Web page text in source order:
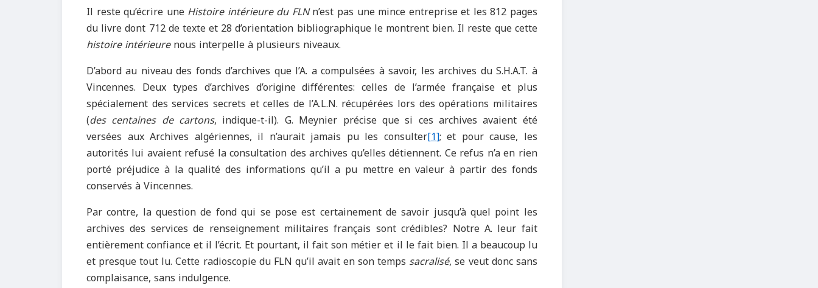
Il reste qu’écrire uneHistoire intérieure du FLNn’est pas une mince entreprise et les 812 pages
du livre dont 712 de texte et 28 d’orientation bibliographique le montrent bien. Il reste que cette
histoire intérieurenous interpelle à plusieurs niveaux.
D’abord au niveau des fonds d’archives que l’A. a compulsées à savoir, les archives du S.H.A.T. à
Vincennes. Deux types d’archives d’origine différentes: celles de l’armée française et plus
spécialement des services secrets et celles de l’A.L.N. récupérées lors des opérations militaires
(des centaines de cartons, indique-t-il). G. Meynier précise que si ces archives avaient été
versées aux Archives algériennes, il n’aurait jamais pu les consulter[1]; et pour cause, les
autorités lui avaient refusé la consultation des archives qu’elles détiennent. Ce refus n’a en rien
porté préjudice à la qualité des informations qu’il a pu mettre en valeur à partir des fonds
conservés à Vincennes.
Par contre, la question de fond qui se pose est certainement de savoir jusqu’à quel point les
archives des services de renseignement militaires français sont crédibles? Notre A. leur fait
entièrement confiance et il l’écrit. Et pourtant, il fait son métier et il le fait bien. Il a beaucoup lu
et presque tout lu. Cette radioscopie du FLN qu’il avait en son temps sacralisé, se veut donc sans
complaisance, sans indulgence.